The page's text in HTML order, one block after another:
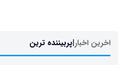
اخرین اخبار|پربیننده ترین